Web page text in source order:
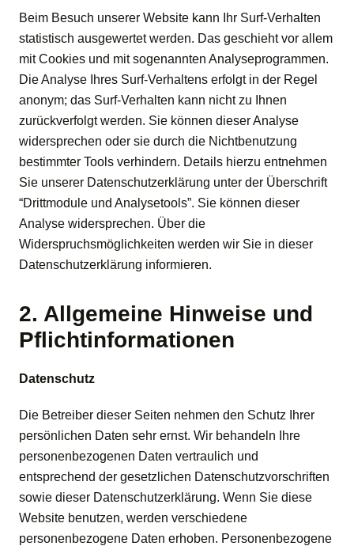
Beim Besuch unserer Website kann Ihr Surf-Verhalten
statistisch ausgewertet werden. Das geschieht vor allem
mit Cookies und mit sogenannten Analyseprogrammen.
Die Analyse Ihres Surf-Verhaltens erfolgt in der Regel
anonym; das Surf-Verhalten kann nicht zu Ihnen
zurückverfolgt werden. Sie können dieser Analyse
widersprechen oder sie durch die Nichtbenutzung
bestimmter Tools verhindern. Details hierzu entnehmen
Sie unserer Datenschutzerklärung unter der Überschrift
“Drittmodule und Analysetools”. Sie können dieser
Analyse widersprechen. Über die
Widerspruchsmöglichkeiten werden wir Sie in dieser
Datenschutzerklärung informieren.
2. Allgemeine Hinweise und
Pflichtinformationen
Datenschutz
Die Betreiber dieser Seiten nehmen den Schutz Ihrer
persönlichen Daten sehr ernst. Wir behandeln Ihre
personenbezogenen Daten vertraulich und
entsprechend der gesetzlichen Datenschutzvorschriften
sowie dieser Datenschutzerklärung. Wenn Sie diese
Website benutzen, werden verschiedene
personenbezogene Daten erhoben. Personenbezogene